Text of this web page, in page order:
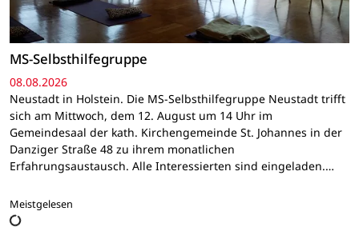
MS-Selbsthilfegruppe
08.08.2026
Neustadt in Holstein. Die MS-Selbsthilfegruppe Neustadt trifft
sich am Mittwoch, dem 12. August um 14 Uhr im
Gemeindesaal der kath. Kirchengemeinde St. Johannes in der
Danziger Straße 48 zu ihrem monatlichen
Erfahrungsaustausch. Alle Interessierten sind eingeladen.…
Meistgelesen